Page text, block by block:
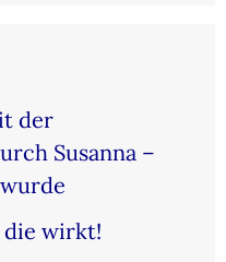
der
Susanna –
die wirkt!